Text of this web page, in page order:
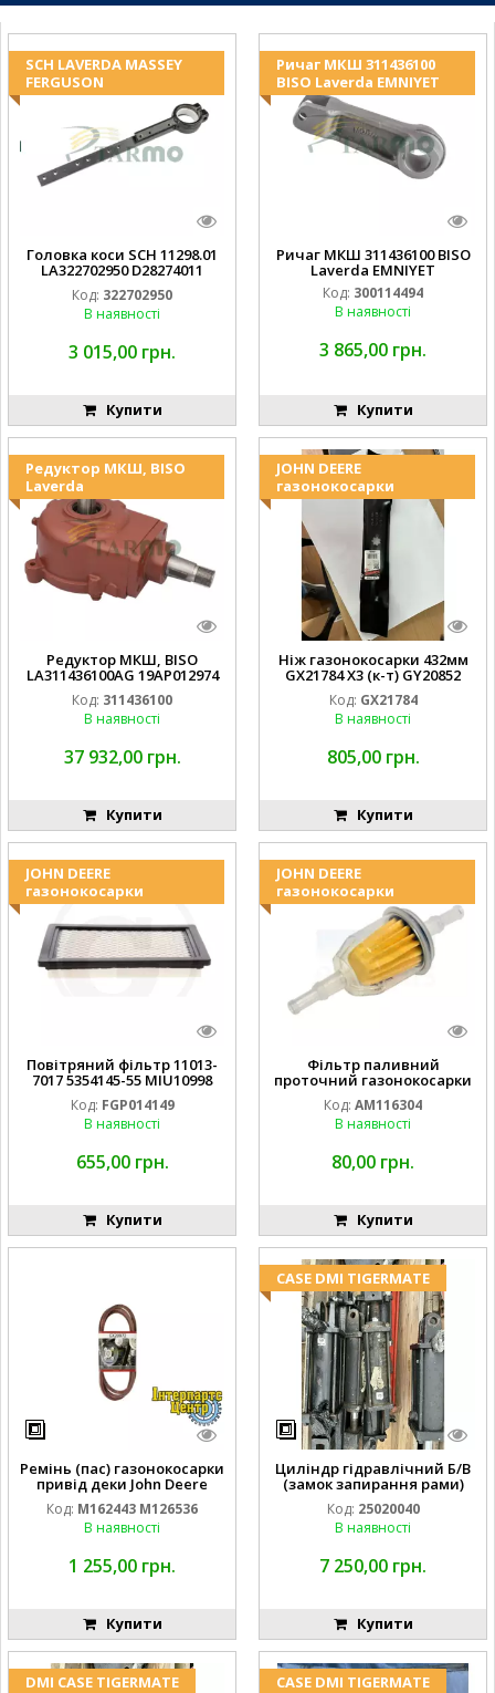
SCH LAVERDA MASSEY
FERGUSON
Головка коси SCH 11298.01
LA322702950 D28274011
EMNIYET
Код: 322702950
В наявності
3 015,00 грн.
Купити
Ричаг МКШ 311436100
BISO Laverda EMNIYET
Ричаг МКШ 311436100 BISO
Laverda EMNIYET
Код: 300114494
В наявності
3 865,00 грн.
Купити
Редуктор МКШ, BISO
Laverda
Редуктор МКШ, BISO
LA311436100AG 19AP012974
Laverda EMNIYET
Код: 311436100
В наявності
37 932,00 грн.
Купити
JOHN DEERE
газонокосарки
Ніж газонокосарки 432мм
GX21784 X3 (к-т) GY20852
AM137757 AM141035
Код: GX21784
В наявності
805,00 грн.
Купити
JOHN DEERE
газонокосарки
Повітряний фільтр 11013-
7017 5354145-55 MIU10998
Код: FGP014149
В наявності
655,00 грн.
Купити
JOHN DEERE
газонокосарки
Фільтр паливний
проточний газонокосарки
JOHN DEERE AM116304
GY20709
Код: AM116304
В наявності
80,00 грн.
Купити
Ремінь (пас) газонокосарки
привід деки John Deere
M162443 M126536
Код: M162443 M126536
В наявності
1 255,00 грн.
Купити
CASE DMI TIGERMATE
Циліндр гідравлічний Б/В
(замок запирання рами)
2''X4'' 25320040
Код: 25020040
В наявності
7 250,00 грн.
Купити
DMI CASE TIGERMATE CASE DMI TIGERMATE